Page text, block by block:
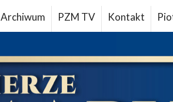
Archiwum PZM TV Kontakt